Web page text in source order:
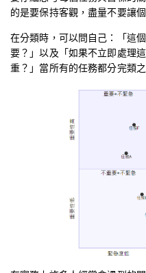
的是要保持客觀，盡量不要讓
在分類時，可以問自己：「這
要？」以及「如果不立即處理
重？」當所有的任務都分完類